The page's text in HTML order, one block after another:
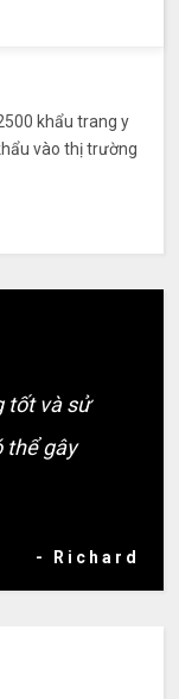
khẩu trang y
vào thị trường
tốt và sử
thể gây
- Richard